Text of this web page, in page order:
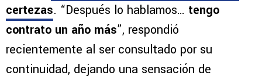
certezas. “Después lo hablamos… tengo
contrato un año más”, respondió
recientemente al ser consultado por su
continuidad, dejando una sensación de